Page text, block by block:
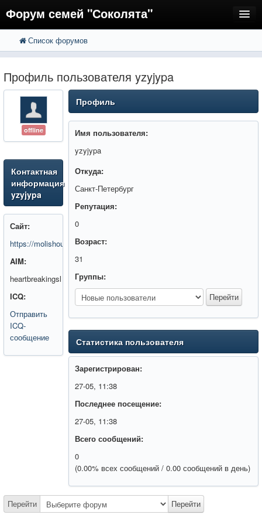
Форум семей "Соколята"
FAQ
Регистрация
Вход
Список форумов
Профиль пользователя yzyjypa
offline
Контактная
информация
yzyjypa
Сайт:
https://molishouse.ru/
AIM:
heartbreakingsl
ICQ:
Отправить
ICQ-
сообщение
Профиль
Имя пользователя:
yzyjypa
Откуда:
Санкт-Петербург
Репутация:
0
Возраст:
31
Группы:
Статистика пользователя
Зарегистрирован:
27-05, 11:38
Последнее посещение:
27-05, 11:38
Всего сообщений:
0
(0.00% всех сообщений / 0.00 сообщений в день)
Перейти Перейти